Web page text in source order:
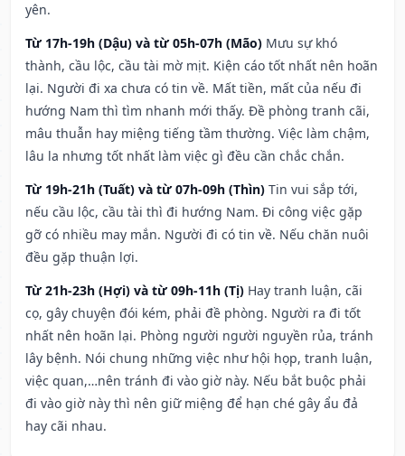
yên.
Từ 17h-19h (Dậu) và từ 05h-07h (Mão) Mưu sự khó
thành, cầu lộc, cầu tài mờ mịt. Kiện cáo tốt nhất nên hoãn
lại. Người đi xa chưa có tin về. Mất tiền, mất của nếu đi
hướng Nam thì tìm nhanh mới thấy. Đề phòng tranh cãi,
mâu thuẫn hay miệng tiếng tầm thường. Việc làm chậm,
lâu la nhưng tốt nhất làm việc gì đều cần chắc chắn.
Từ 19h-21h (Tuất) và từ 07h-09h (Thìn) Tin vui sắp tới,
nếu cầu lộc, cầu tài thì đi hướng Nam. Đi công việc gặp
gỡ có nhiều may mắn. Người đi có tin về. Nếu chăn nuôi
đều gặp thuận lợi.
Từ 21h-23h (Hợi) và từ 09h-11h (Tị) Hay tranh luận, cãi
cọ, gây chuyện đói kém, phải đề phòng. Người ra đi tốt
nhất nên hoãn lại. Phòng người người nguyền rủa, tránh
lây bệnh. Nói chung những việc như hội họp, tranh luận,
việc quan,…nên tránh đi vào giờ này. Nếu bắt buộc phải
đi vào giờ này thì nên giữ miệng để hạn ché gây ẩu đả
hay cãi nhau.